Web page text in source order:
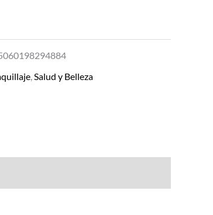
Salud y Belleza